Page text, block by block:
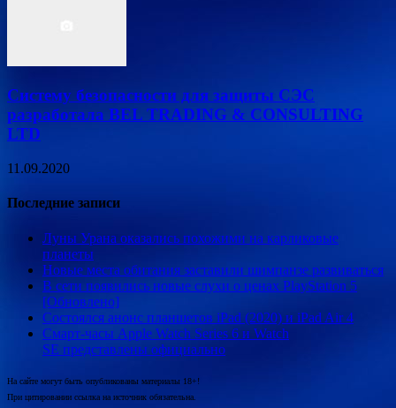
Систему безопасности для защиты СЭС
разработала BEL TRADING & CONSULTING
LTD
11.09.2020
Последние записи
Луны Урана оказались похожими на карликовые
планеты
Новые места обитания заставили шимпанзе развиваться
В сети появились новые слухи о ценах PlayStation 5
[Обновлено]
Состоялся анонс планшетов iPad (2020) и iPad Air 4
Смарт-часы Apple Watch Series 6 и Watch
SE представлены официально
На сайте могут быть опубликованы материалы 18+!
При цитировании ссылка на источник обязательна.